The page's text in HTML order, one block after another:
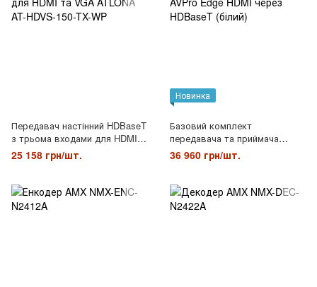
Передавач настінний HDBaseT
з трьома входами для HDMI
та VGA ATLONA AT-HDVS-150-
TX-WP
25 158 грн/шт.
Новинка
Базовий комплект
передавача та приймача
AVPro Edge HDMI через
HDBaseT (білий)
36 960 грн/шт.